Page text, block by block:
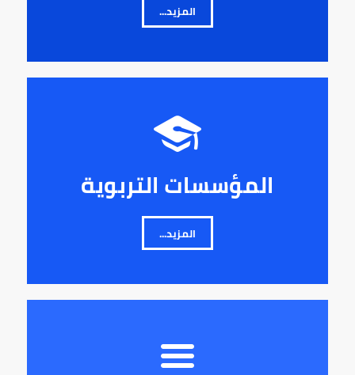
المزيد...
المؤسسات التربوية
المزيد...